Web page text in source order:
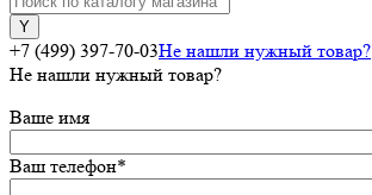
+7 (499) 397-70-03Не нашли нужный товар?
Не нашли нужный товар?
Ваше имя
Ваш телефон*